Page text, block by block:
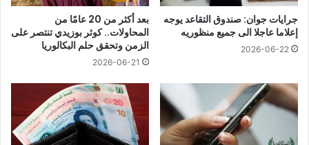
جرايات جوان: صندوق التقاعد يوجه
إعلاما عاجلا الى جميع منظوريه
2026-06-22
بعد أكثر من 20 عامًا من
المحاولات.. كوثر بوزيدي تنتصر على
الزمن وتحقق حلم البكالوريا
2026-06-21